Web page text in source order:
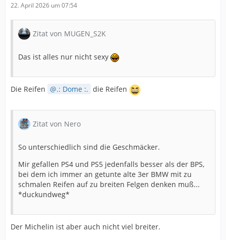
22. April 2026 um 07:54
Zitat von MUGEN_S2K
Das ist alles nur nicht sexy
Die Reifen .: Dome :. die Reifen
Zitat von Nero
So unterschiedlich sind die Geschmäcker.
Mir gefallen PS4 und PS5 jedenfalls besser als der BPS,
bei dem ich immer an getunte alte 3er BMW mit zu
schmalen Reifen auf zu breiten Felgen denken muß...
*duckundweg*
Der Michelin ist aber auch nicht viel breiter.